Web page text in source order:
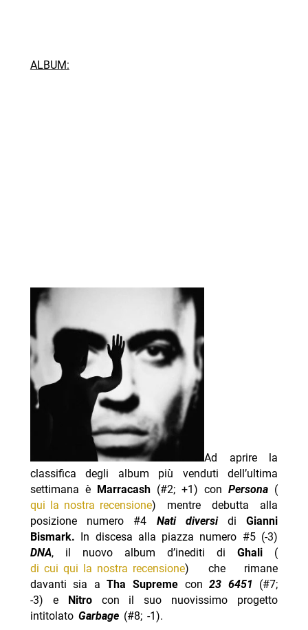
ALBUM:
Ad aprire la
classifica degli album più venduti dell’ultima
settimana è Marracash (#2; +1) conPersona (
qui la nostra recensione) mentre debutta alla
posizione numero #4 Nati diversi diGianni
Bismark. In discesa alla piazza numero #5 (-3)
DNA, il nuovo album d’inediti diGhali (
di cui qui la nostra recensione) che rimane
davanti sia aTha Supreme con23 6451 (#7;
-3) e Nitro con il suo nuovissimo progetto
intitolato Garbage (#8; -1).